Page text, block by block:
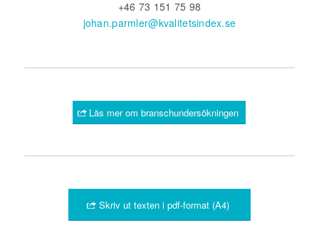
+46 73 151 75 98
johan.parmler@kvalitetsindex.se
Läs mer om branschundersökningen
Skriv ut texten i pdf-format (A4)